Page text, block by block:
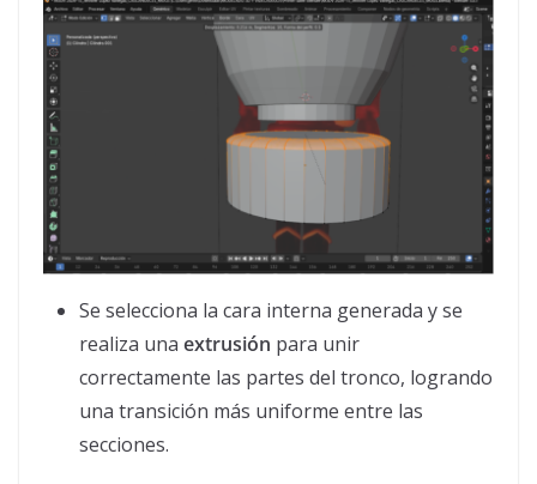
Se selecciona la cara interna generada y se
realiza una extrusión para unir
correctamente las partes del tronco, logrando
una transición más uniforme entre las
secciones.